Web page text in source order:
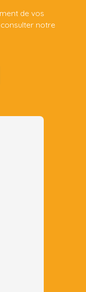
de vos
notre